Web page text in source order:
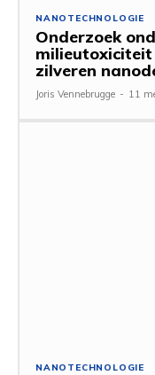
NANOTECHNOLOGIE
Onderzoek
zilveren
Joris Vennebrugge - 11
NANOTECHNOLOGIE